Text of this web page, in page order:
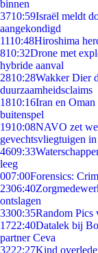
binnen
3710:59Israël meldt
aangekondigd
1110:48Hiroshima
810:32Drone met
hybride aanval
2810:28Wakker Dier
duurzaamheidsclaims
1810:16Iran en
buitenspel
1910:08NAVO zet
gevechtsvliegtuigen in
4609:33
leeg
007:00Forensics:
2306:40
ontslagen
3300:35Random Pics
1722:40Datalek bij
partner Ceva
3222:27Kind